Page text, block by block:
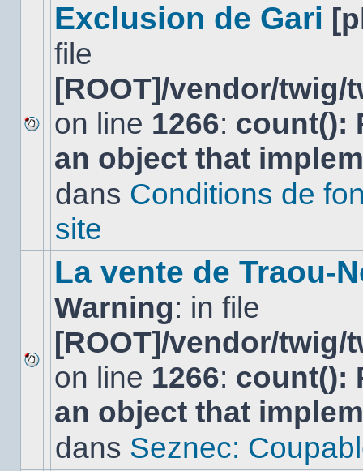
Aucun
nouveau
message
sujet.
Exclusion de Gari
file
[ROOT]/vendor/
on line 1266: count():
an object that
dans Conditions de
site
Aucun
nouveau
message
non-
dans
La vente de Traou-
Warning: in file
[ROOT]/vendor/
on line 1266: count():
an object that
dans Seznec: